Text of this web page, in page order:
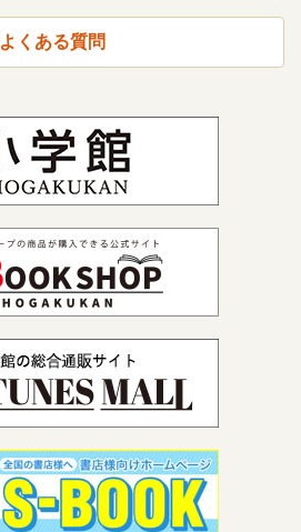
よくある質問